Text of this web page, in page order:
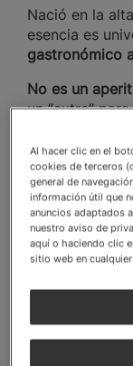
Nació en la
esencia es
gastronómico
No es un
un “extra”
chefs los
presentación
sensibilidad.
Al hacer clic en el
cookies de terceros
general de
información útil que
anuncios adaptados
nuestro aviso de
aquí o haciendo clic
sitio web en